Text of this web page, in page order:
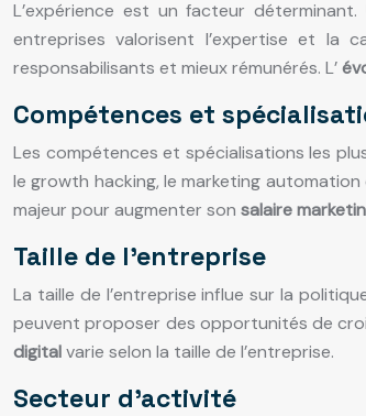
L’expérience est un facteur
entreprises valorisent l’expertise et la
responsabilisants et mieux rémunérés. L’
Compétences et
Les compétences et spécialisations les
le growth hacking, le marketing
majeur pour augmenter son salaire
Taille de l’entreprise
La taille de l’entreprise influe sur la
peuvent proposer des opportunités de
digitalvarie selon la taille de l’entreprise.
Secteur d’activité